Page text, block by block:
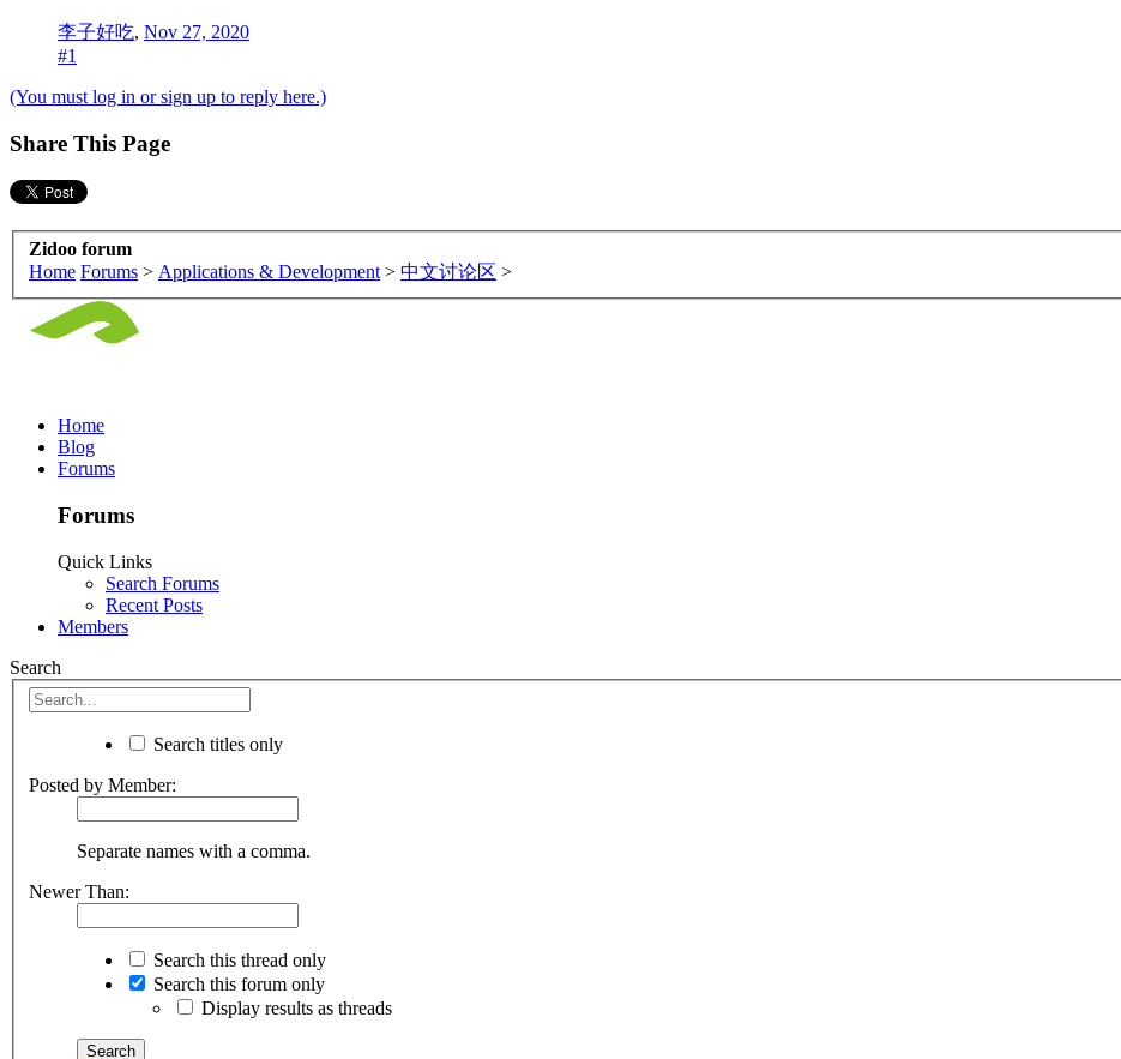
李子好吃, Nov 27, 2020
#1
(You must log in or sign up to reply here.)
Share This Page
Zidoo forum
Home Forums > Applications & Development > 中文讨论区 >
Home
Blog
Forums
Forums
Quick Links
Search Forums
Recent Posts
Members
Search
Search titles only
Posted by Member:
Separate names with a comma.
Newer Than:
Search this thread only
Search this forum only
Display results as threads